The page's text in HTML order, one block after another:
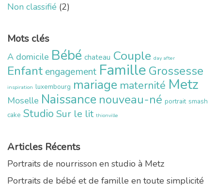
Non classifié (2)
Mots clés
A domicile Bébé chateau Couple day after
Enfant engagement Famille Grossesse
inspiration luxembourg mariage maternité Metz
Moselle Naissance nouveau-né portrait smash
cake Studio Sur le lit thionville
Articles Récents
Portraits de nourrisson en studio à Metz
Portraits de bébé et de famille en toute simplicité